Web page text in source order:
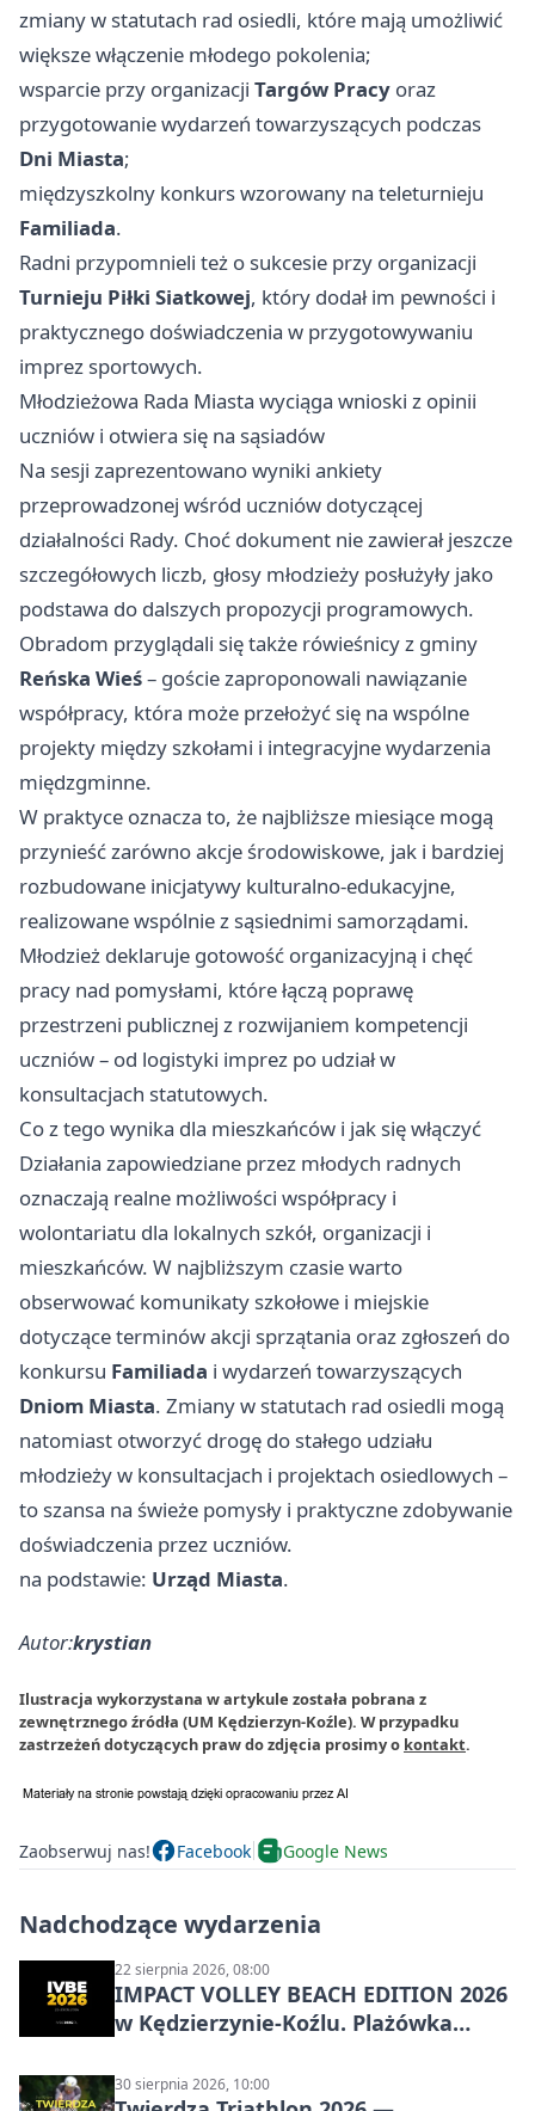
zmiany w statutach rad osiedli, które mają umożliwić
większe włączenie młodego pokolenia;
wsparcie przy organizacji Targów Pracy oraz
przygotowanie wydarzeń towarzyszących podczas
Dni Miasta;
międzyszkolny konkurs wzorowany na teleturnieju
Familiada.
Radni przypomnieli też o sukcesie przy organizacji
Turnieju Piłki Siatkowej, który dodał im pewności i
praktycznego doświadczenia w przygotowywaniu
imprez sportowych.
Młodzieżowa Rada Miasta wyciąga wnioski z opinii
uczniów i otwiera się na sąsiadów
Na sesji zaprezentowano wyniki ankiety
przeprowadzonej wśród uczniów dotyczącej
działalności Rady. Choć dokument nie zawierał jeszcze
szczegółowych liczb, głosy młodzieży posłużyły jako
podstawa do dalszych propozycji programowych.
Obradom przyglądali się także rówieśnicy z gminy
Reńska Wieś– goście zaproponowali nawiązanie
współpracy, która może przełożyć się na wspólne
projekty między szkołami i integracyjne wydarzenia
międzgminne.
W praktyce oznacza to, że najbliższe miesiące mogą
przynieść zarówno akcje środowiskowe, jak i bardziej
rozbudowane inicjatywy kulturalno-edukacyjne,
realizowane wspólnie z sąsiednimi samorządami.
Młodzież deklaruje gotowość organizacyjną i chęć
pracy nad pomysłami, które łączą poprawę
przestrzeni publicznej z rozwijaniem kompetencji
uczniów – od logistyki imprez po udział w
konsultacjach statutowych.
Co z tego wynika dla mieszkańców i jak się włączyć
Działania zapowiedziane przez młodych radnych
oznaczają realne możliwości współpracy i
wolontariatu dla lokalnych szkół, organizacji i
mieszkańców. W najbliższym czasie warto
obserwować komunikaty szkołowe i miejskie
dotyczące terminów akcji sprzątania oraz zgłoszeń do
konkursu Familiada i wydarzeń towarzyszących
Dniom Miasta. Zmiany w statutach rad osiedli mogą
natomiast otworzyć drogę do stałego udziału
młodzieży w konsultacjach i projektach osiedlowych –
to szansa na świeże pomysły i praktyczne zdobywanie
doświadczenia przez uczniów.
na podstawie: Urząd Miasta.
Autor:krystian
Ilustracja wykorzystana w artykule została pobrana z
zewnętrznego źródła (UM Kędzierzyn-Koźle). W przypadku
zastrzeżeń dotyczących praw do zdjęcia prosimy o kontakt.
Zaobserwuj nas! Facebook Google News
Nadchodzące wydarzenia
22 sierpnia 2026, 08:00
IMPACT VOLLEY BEACH EDITION 2026
w Kędzierzynie-Koźlu. Plażówka
30 sierpnia 2026, 10:00